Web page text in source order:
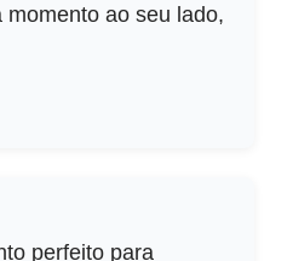
ao seu lado,
perfeito para